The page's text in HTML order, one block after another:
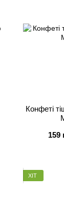
Конфеті
159
ХІТ